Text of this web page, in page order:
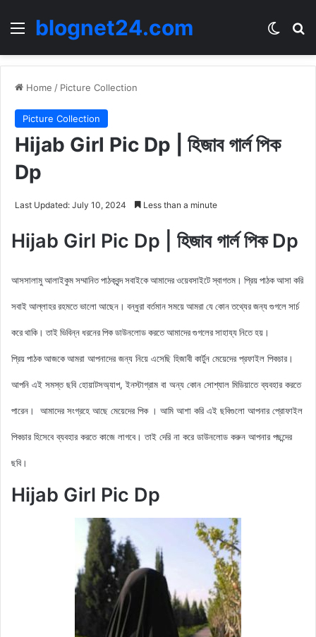
Menublognet24.com
Home / Picture Collection
Picture Collection
Hijab Girl Pic Dp | হিজাব গার্ল পিক
Dp
Last Updated: July 10, 2024 Less than a minute
Hijab Girl Pic Dp | হিজাব গার্ল পিক Dp
আসসালামু আলাইকুম সম্মানিত পাঠকবৃন্দ সবাইকে আমাদের ওয়েবসাইটে স্বাগতম। প্রিয় পাঠক আসা করি
সবাই আল্লাহর রহমতে ভালো আছেন। বন্ধুরা বর্তমান সময়ে আমরা যে কোন তথ্যের জন্য গুগলে সার্চ
করে থাকি। তাই ভিবিন্ন ধরনের পিক ডাউনলোড করতে আমাদের গুগলের সাহায্য নিতে হয়।
প্রিয় পাঠক আজকেআমরা আপনাদের জন্য নিয়ে এসেছি হিজাবী কার্টুন মেয়েদের প্রফাইল পিকচার।
আপনি এই সমস্ত ছবি হোয়াটসঅ্যাপ, ইনস্টাগ্রাম বা অন্য কোন সোশ্যাল মিডিয়াতে ব্যবহার করতে
পারেন। আমাদের সংগ্রহে আছে মেয়েদের পিক । আমি আশা করি এই ছবিগুলো আপনার প্রোফাইল
পিকচার হিসেবে ব্যবহার করতে কাজে লাগবে। তাই দেরি না করে ডাউনলোড করুন আপনার পছন্দের
ছবি।
Hijab Girl Pic Dp